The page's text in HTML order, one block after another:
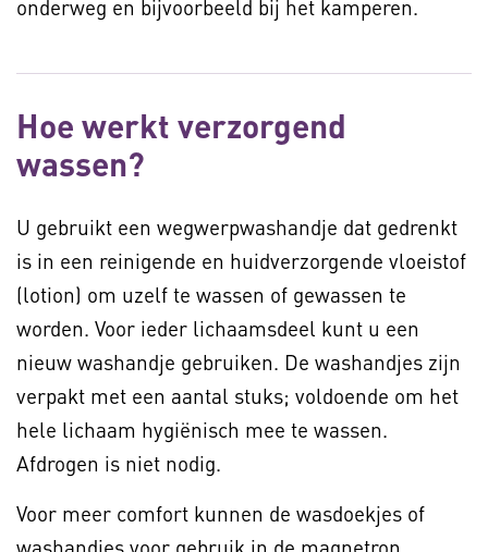
onderweg en bijvoorbeeld bij het kamperen.
Hoe werkt verzorgend
wassen?
U gebruikt een wegwerpwashandje dat gedrenkt
is in een reinigende en huidverzorgende vloeistof
(lotion) om uzelf te wassen of gewassen te
worden. Voor ieder lichaamsdeel kunt u een
nieuw washandje gebruiken. De washandjes zijn
verpakt met een aantal stuks; voldoende om het
hele lichaam hygiënisch mee te wassen.
Afdrogen is niet nodig.
Voor meer comfort kunnen de wasdoekjes of